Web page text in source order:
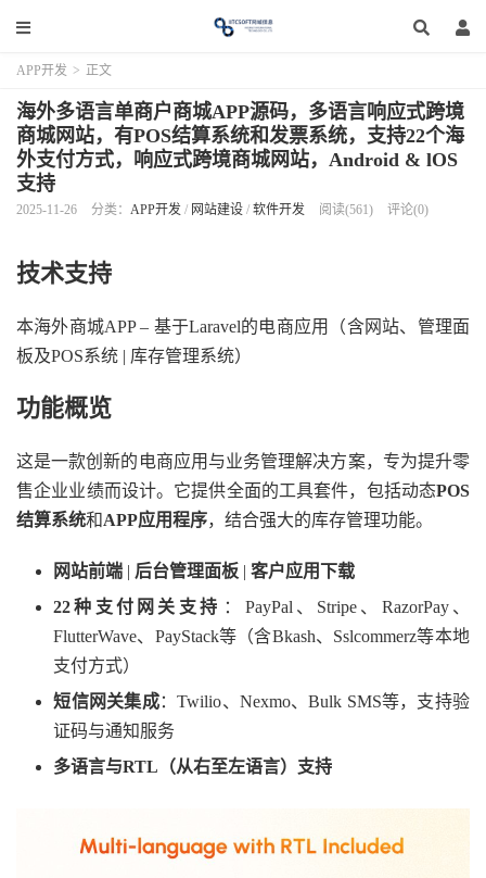
APP开发 > 正文
海外多语言单商户商城APP源码，多语言响应式跨境
商城网站，有POS结算系统和发票系统，支持22个海
外支付方式，响应式跨境商城网站，Android & lOS
支持
2025-11-26 分类： APP开发 / 网站建设 / 软件开发 阅读(561) 评论(0)
技术支持
本海外商城APP – 基于Laravel的电商应用（含网站、管理面
板及POS系统 | 库存管理系统）‌
功能概览
这是一款创新的电商应用与业务管理解决方案，专为提升零
售企业业绩而设计。它提供全面的工具套件，包括动态‌POS
结算系统‌和APP应用程序，结合强大的库存管理功能。
网站前端 ‌ | ‌ 后台管理面板 ‌ | ‌ 客户应用下载
22种支付网关支持 ‌：PayPal、Stripe、RazorPay、
FlutterWave、PayStack等（含Bkash、Sslcommerz等本地
支付方式）
短信网关集成‌：Twilio、Nexmo、Bulk SMS等，支持验
证码与通知服务
多语言与RTL（从右至左语言）支持